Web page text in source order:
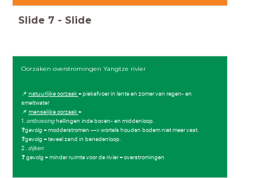
Slide 7 - Slide
Oorzaken overstromingen Yangtze rivier
📌 natuurlijke oorzaak= piekafvoer in lente en zomer van regen- en
smeltwater
📌 menselijke oorzaak=
1. ontbossinghellingen inde boven- en middenloop.
❓gevolg = modderstromen —> wortels houden bodem niet meer vast.
❓gevolg = teveel zand in benedenloop.
2 . dijken
❓ gevolg = minder ruimte voor de rivier = overstromingen